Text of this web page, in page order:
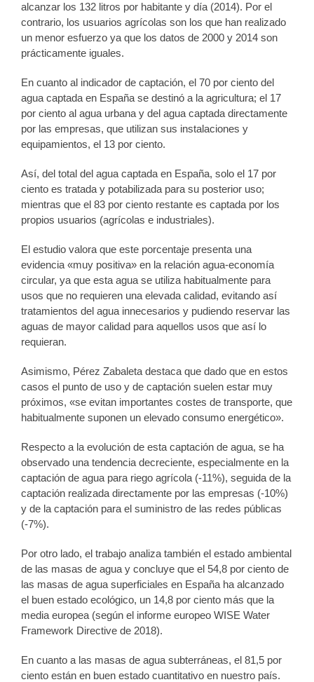
alcanzar los 132 litros por habitante y día (2014). Por el
contrario, los usuarios agrícolas son los que han realizado
un menor esfuerzo ya que los datos de 2000 y 2014 son
prácticamente iguales.
En cuanto al indicador de captación, el 70 por ciento del
agua captada en España se destinó a la agricultura; el 17
por ciento al agua urbana y del agua captada directamente
por las empresas, que utilizan sus instalaciones y
equipamientos, el 13 por ciento.
Así, del total del agua captada en España, solo el 17 por
ciento es tratada y potabilizada para su posterior uso;
mientras que el 83 por ciento restante es captada por los
propios usuarios (agrícolas e industriales).
El estudio valora que este porcentaje presenta una
evidencia «muy positiva» en la relación agua-economía
circular, ya que esta agua se utiliza habitualmente para
usos que no requieren una elevada calidad, evitando así
tratamientos del agua innecesarios y pudiendo reservar las
aguas de mayor calidad para aquellos usos que así lo
requieran.
Asimismo, Pérez Zabaleta destaca que dado que en estos
casos el punto de uso y de captación suelen estar muy
próximos, «se evitan importantes costes de transporte, que
habitualmente suponen un elevado consumo energético».
Respecto a la evolución de esta captación de agua, se ha
observado una tendencia decreciente, especialmente en la
captación de agua para riego agrícola (-11%), seguida de la
captación realizada directamente por las empresas (-10%)
y de la captación para el suministro de las redes públicas
(-7%).
Por otro lado, el trabajo analiza también el estado ambiental
de las masas de agua y concluye que el 54,8 por ciento de
las masas de agua superficiales en España ha alcanzado
el buen estado ecológico, un 14,8 por ciento más que la
media europea (según el informe europeo WISE Water
Framework Directive de 2018).
En cuanto a las masas de agua subterráneas, el 81,5 por
ciento están en buen estado cuantitativo en nuestro país.